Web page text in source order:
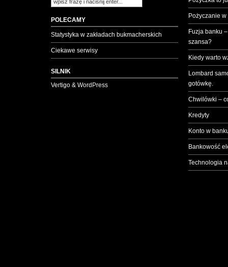
POLECAMY
Statystyka w zakładach bukmacherskich
Ciekawe serwisy
SILNIK
Vertigo & WordPress
Pożyczanie
Fuzja banku
szansa?
Kiedy warto
Lombard
gotówkę.
Chwilówki –
Kredyty
Konto w
Bankowość
Technologia